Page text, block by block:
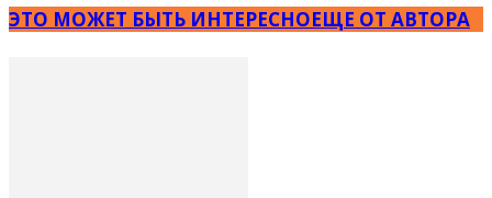
ЭТО МОЖЕТ БЫТЬ ИНТЕРЕСНОЕЩЕ ОТ АВТОРА